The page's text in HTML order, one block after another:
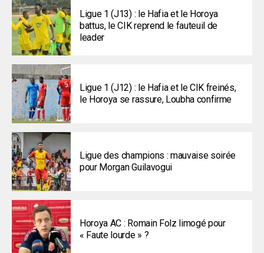
Ligue 1 (J13) : le Hafia et le Horoya
battus, le CIK reprend le fauteuil de
leader
Ligue 1 (J12) : le Hafia et le CIK freinés,
le Horoya se rassure, Loubha confirme
Ligue des champions : mauvaise soirée
pour Morgan Guilavogui
Horoya AC : Romain Folz limogé pour
« Faute lourde » ?